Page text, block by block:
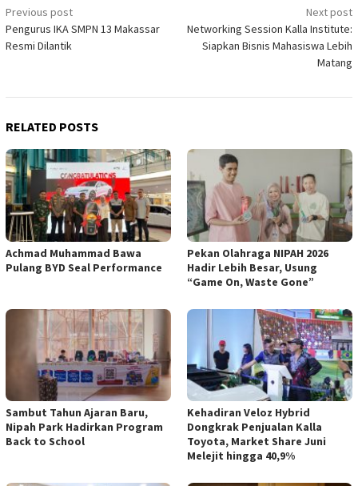
Post
navigation
Previous post
Pengurus IKA SMPN 13 Makassar
Resmi Dilantik
Next post
Networking Session Kalla Institute:
Siapkan Bisnis Mahasiswa Lebih
Matang
RELATED POSTS
Achmad Muhammad Bawa
Pulang BYD Seal Performance
Pekan Olahraga NIPAH 2026
Hadir Lebih Besar, Usung
“Game On, Waste Gone”
Sambut Tahun Ajaran Baru,
Nipah Park Hadirkan Program
Back to School
Kehadiran Veloz Hybrid
Dongkrak Penjualan Kalla
Toyota, Market Share Juni
Melejit hingga 40,9%